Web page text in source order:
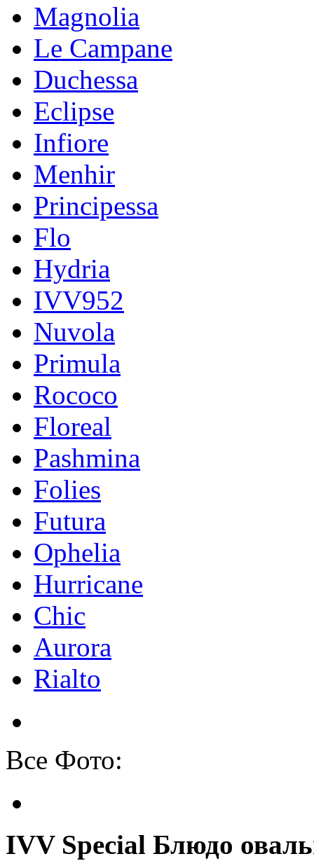
Magnolia
Le Campane
Duchessa
Eclipse
Infiore
Menhir
Principessa
Flo
Hydria
IVV952
Nuvola
Primula
Rococo
Floreal
Pashmina
Folies
Futura
Ophelia
Hurricane
Chic
Aurora
Rialto
Все Фото:
IVV Special Блюдо